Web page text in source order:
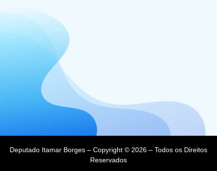
Deputado Itamar Borges – Copyright © 2026 – Todos os Direitos
Reservados